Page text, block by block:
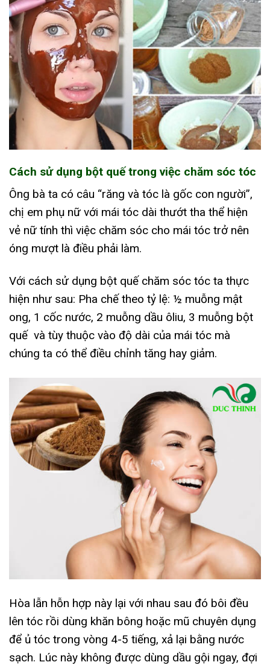
Cách sử dụng bột quế trong việc chăm sóc tóc
Ông bà ta có câu “răng và tóc là gốc con người”,
chị em phụ nữ với mái tóc dài thướt tha thể hiện
vẻ nữ tính thì việc chăm sóc cho mái tóc trở nên
óng mượt là điều phải làm.
Với cách sử dụng bột quế chăm sóc tóc ta thực
hiện như sau: Pha chế theo tỷ lệ: ½ muỗng mật
ong, 1 cốc nước, 2 muỗng dầu ôliu, 3 muỗng bột
quế và tùy thuộc vào độ dài của mái tóc mà
chúng ta có thể điều chỉnh tăng hay giảm.
Hòa lẫn hỗn hợp này lại với nhau sau đó bôi đều
lên tóc rồi dùng khăn bông hoặc mũ chuyên dụng
để ủ tóc trong vòng 4-5 tiếng, xả lại bằng nước
sạch. Lúc này không được dùng dầu gội ngay, đợi